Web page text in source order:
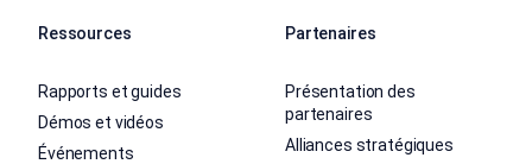
Ressources
Rapports et guides
Démos et vidéos
Événements
Partenaires
Présentation des
partenaires
Alliances stratégiques